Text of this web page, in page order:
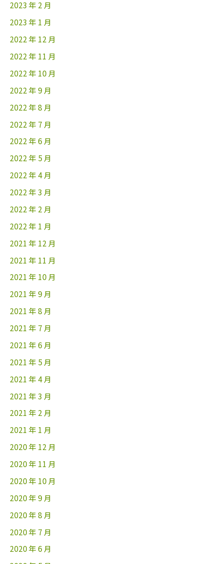
2023 年 2 月
2023 年 1 月
2022 年 12 月
2022 年 11 月
2022 年 10 月
2022 年 9 月
2022 年 8 月
2022 年 7 月
2022 年 6 月
2022 年 5 月
2022 年 4 月
2022 年 3 月
2022 年 2 月
2022 年 1 月
2021 年 12 月
2021 年 11 月
2021 年 10 月
2021 年 9 月
2021 年 8 月
2021 年 7 月
2021 年 6 月
2021 年 5 月
2021 年 4 月
2021 年 3 月
2021 年 2 月
2021 年 1 月
2020 年 12 月
2020 年 11 月
2020 年 10 月
2020 年 9 月
2020 年 8 月
2020 年 7 月
2020 年 6 月